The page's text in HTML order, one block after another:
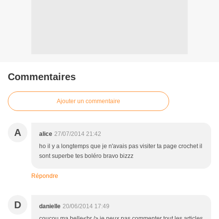
Commentaires
Ajouter un commentaire
A alice 27/07/2014 21:42
ho il y a longtemps que je n'avais pas visiter ta page crochet il
sont superbe tes boléro bravo bizzz
Répondre
D danielle 20/06/2014 17:49